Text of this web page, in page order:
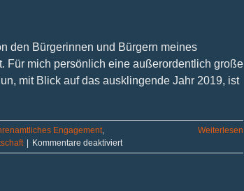
den Bürgerinnen und Bürgern meines
Für mich persönlich eine außerordentlich große
mit Blick auf das ausklingende Jahr 2019, ist
Engagement,
| Kommentare deaktiviertfür
Meine
Weiterlesen